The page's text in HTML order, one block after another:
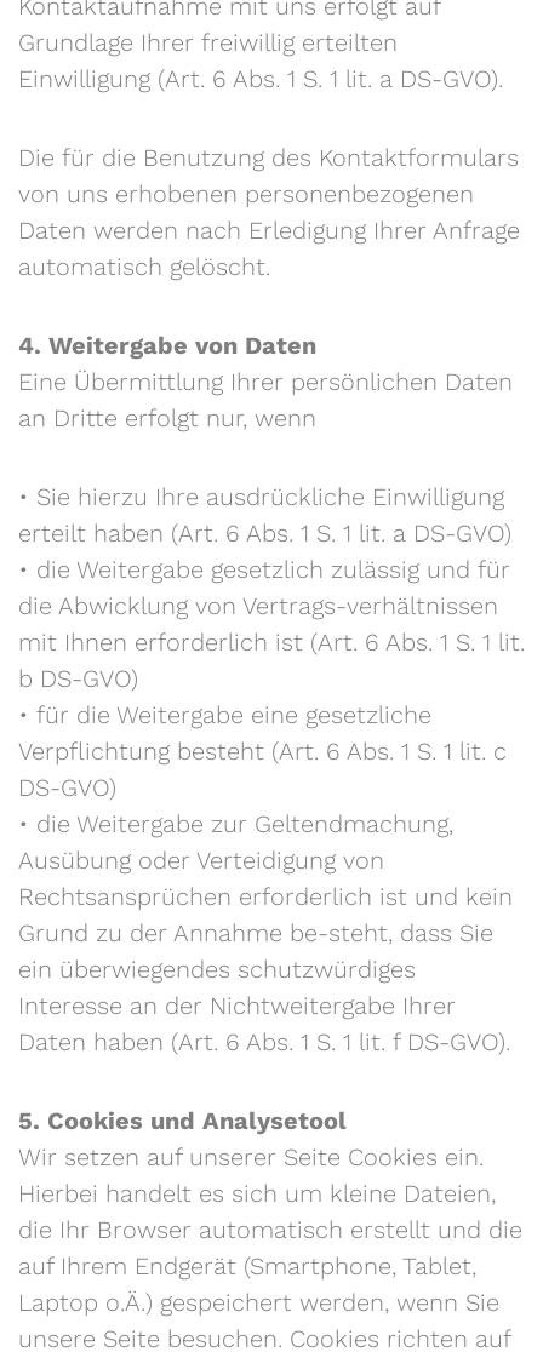
Kontaktaufnahme mit uns erfolgt auf
Grundlage Ihrer freiwillig erteilten
Einwilligung (Art. 6 Abs. 1 S. 1 lit. a DS-GVO).
Die für die Benutzung des Kontaktformulars
von uns erhobenen personenbezogenen
Daten werden nach Erledigung Ihrer Anfrage
automatisch gelöscht.
4. Weitergabe von Daten
Eine Übermittlung Ihrer persönlichen Daten
an Dritte erfolgt nur, wenn
• Sie hierzu Ihre ausdrückliche Einwilligung
erteilt haben (Art. 6 Abs. 1 S. 1 lit. a DS-GVO)
• die Weitergabe gesetzlich zulässig und für
die Abwicklung von Vertrags-verhältnissen
mit Ihnen erforderlich ist (Art. 6 Abs. 1 S. 1 lit.
b DS-GVO)
• für die Weitergabe eine gesetzliche
Verpflichtung besteht (Art. 6 Abs. 1 S. 1 lit. c
DS-GVO)
• die Weitergabe zur Geltendmachung,
Ausübung oder Verteidigung von
Rechtsansprüchen erforderlich ist und kein
Grund zu der Annahme be-steht, dass Sie
ein überwiegendes schutzwürdiges
Interesse an der Nichtweitergabe Ihrer
Daten haben (Art. 6 Abs. 1 S. 1 lit. f DS-GVO).
5. Cookies und Analysetool
Wir setzen auf unserer Seite Cookies ein.
Hierbei handelt es sich um kleine Dateien,
die Ihr Browser automatisch erstellt und die
auf Ihrem Endgerät (Smartphone, Tablet,
Laptop o.Ä.) gespeichert werden, wenn Sie
unsere Seite besuchen. Cookies richten auf